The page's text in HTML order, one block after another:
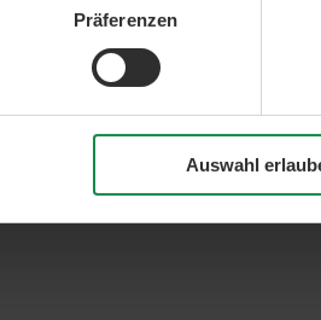
Präferenzen
Auswahl